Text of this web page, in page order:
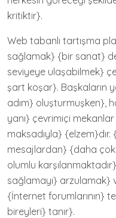
kritiktir}.
Web tabanlı tartışma
sağlamak} {bir sanat}
seviyeye ulaşabilmek}
şart koşar}. Başkaların
adım} oluşturmuşken},
yanı} çevrimiçi
maksadıyla}
mesajlardan} {daha
olumlu
sağlamayı} arzulamak}
{İnternet forumlarının}
bireyleri} tanır}.